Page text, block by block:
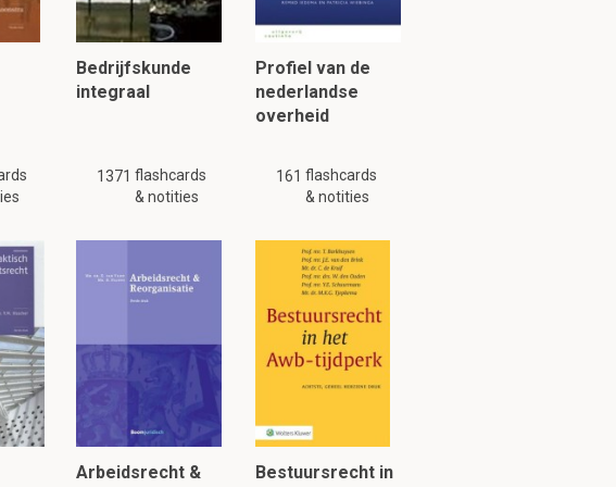
Bedrijfskunde
integraal
1371 flashcards
& notities
Profiel van de
nederlandse
overheid
161 flashcards
& notities
Arbeidsrecht &
Bestuursrecht in